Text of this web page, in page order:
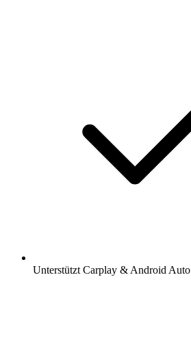
Unterstützt Carplay & Android Auto